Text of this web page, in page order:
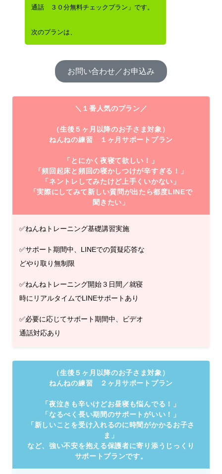
通話 ３０分無料チェックプラン」です。
次のプランは、
お問い合わせ／お申込み
＼１番人気のプラン／
（生後５ヶ月以降のお子さま対象）
ねんねの練習 １ヶ月サポートプラン
「 とにかく夜寝て欲しい！
」
「頻回起床と頻回の寝かしつけが辛すぎる！」
「ネントレしてみたけど上手くいかない」
「実際にしてみて新しい質問が出たら都度LINEで
聞きたい」
✅ねんねトレーニング基礎講習実施
✅サポート期間中、LINEでの質疑応答な
どやり取り無制限
✅ねんねトレーニング開始３日間／就寝
時にリアルタイムでLINEサポートあり
✅必要に応じてサポート期間中、ビデオ
通話対応あり
（生後５ヶ月以降のお子さま対象）
ねんねの練習 ２ヶ月サポートプラン
「夜泣きも辛いけどお昼寝も悩んでる！
」
「 なるべく長い期間のサポートがいい！
」
「新しいことを受け入れるのに時間がかかるお子さ
ま」
など、強い不安を抱える保護者に寄り添うじっくり
サポートプランです。